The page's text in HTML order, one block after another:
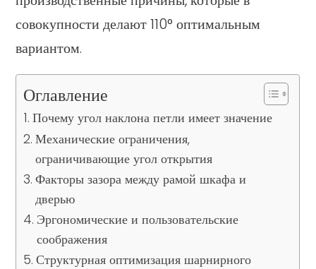
совокупности делают 110° оптимальным
вариантом.
Оглавление
Почему угол наклона петли имеет значение
Механические ограничения,
ограничивающие угол открытия
Факторы зазора между рамой шкафа и
дверью
Эргономические и пользовательские
соображения
Структурная оптимизация шарнирного